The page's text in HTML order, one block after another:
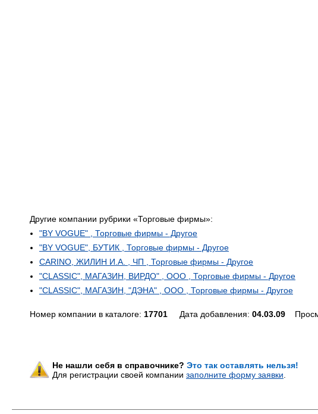
Другие компании рубрики «Торговые фирмы»:
"BY VOGUE" , Торговые фирмы - Другое
"BY VOGUE", БУТИК , Торговые фирмы - Другое
CARINO, ЖИЛИН И.А. , ЧП , Торговые фирмы - Другое
"CLASSIC", МАГАЗИН, ВИРДО" , ООО , Торговые фирмы - Другое
"CLASSIC", МАГАЗИН, "ДЭНА" , ООО , Торговые фирмы - Другое
Номер компании в каталоге: 17701 Дата добавления: 04.03.09
Не нашли себя в справочнике? Это так оставлять нельзя!
Для регистрации своей компании заполните форму заявки